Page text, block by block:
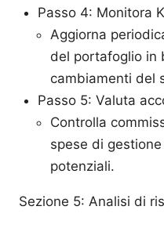
Passo 4: Monitora
Aggiorna
del portafoglio in
cambiamenti del
Passo 5: Valuta
Controlla
spese di
potenziali.
Sezione 5: Analisi di